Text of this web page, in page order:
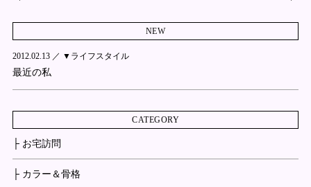
NEW
2012.02.13 ／ ▼ライフスタイル
最近の私
CATEGORY
├ お宅訪問
├ カラー＆骨格